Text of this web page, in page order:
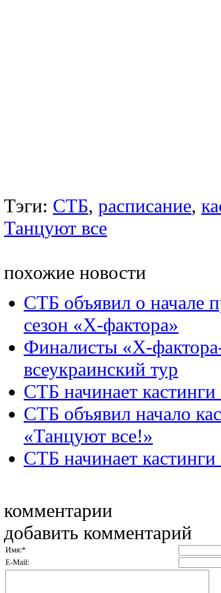
Тэги: СТБ, расписание,
Танцуют все
похожие новости
СТБ объявил о начале
сезон «Х-фактора»
Финалисты «Х-
всеукраинский тур
СТБ начинает
СТБ объявил начало
«Танцуют все!»
СТБ начинает
комментарии
добавить комментарий
Имя:*
E-Mail: